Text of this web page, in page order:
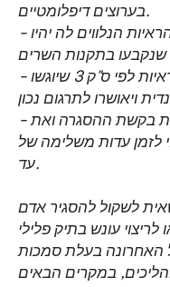
בערוצים דיפלומטיים.
- בקשת ההסגרה והמסמכים והראיות הנלווים לה יהיו
- בקשת ההסגרה והמסמכים והראיות לפי ס"ק 3 שיוגשו
- בית המשפט רשאי לקבל את בקשת ההסגרה ואת
לזמן עדות משלימה של
עד.
לשקול להסגיר אדם
עונש בתיק פלילי
האחרונה בעלת סמכות